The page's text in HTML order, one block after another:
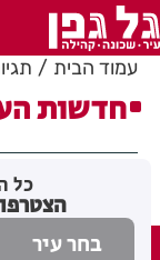
עמוד הבית
חדשות
כל